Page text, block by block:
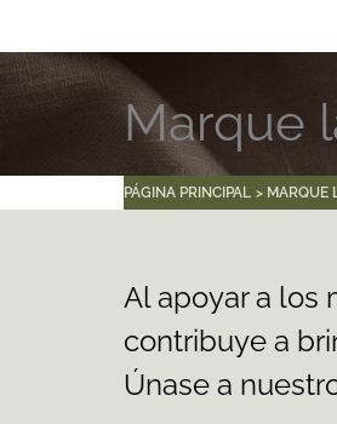
Marque
PÁGINA PRINCIPAL MARQUE
Al apoyar a los
contribuye a
Únase a